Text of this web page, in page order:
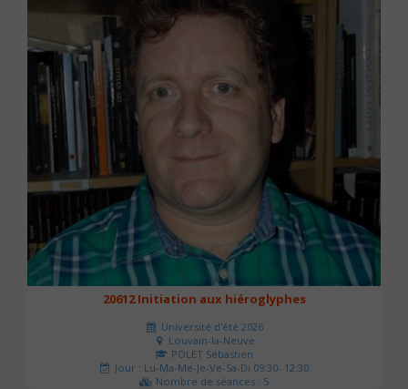
20612 Initiation aux hiéroglyphes
Université d'été 2026
Louvain-la-Neuve
POLET Sébastien
Jour : Lu-Ma-Me-Je-Ve-Sa-Di 09:30- 12:30
Nombre de séances : 5